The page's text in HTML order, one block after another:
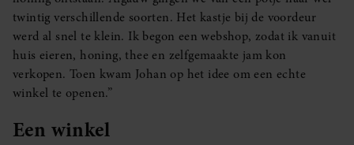
twintig verschillende soorten. Het kastje bij de voordeur
werd al snel te klein. Ik begon een webshop, zodat ik vanuit
huis eieren, honing, thee en zelfgemaakte jam kon
verkopen. Toen kwam Johan op het idee om een echte
winkel te openen.”
Een winkel